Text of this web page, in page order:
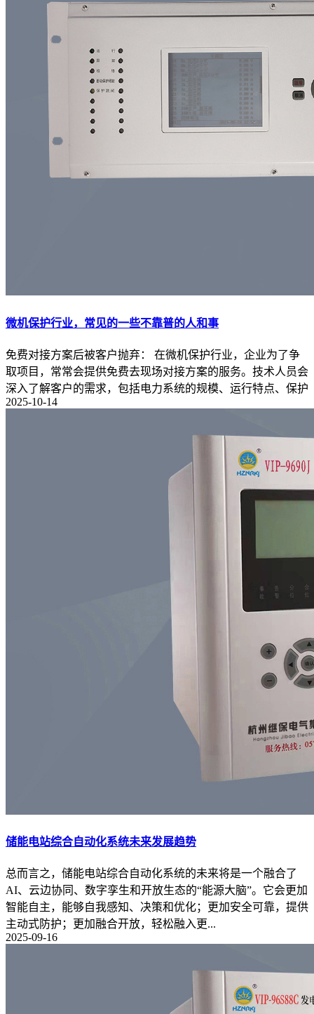
微机保护行业，常见的一些不靠普的人和事
免费对接方案后被客户抛弃： 在微机保护行业，企业为了争
取项目，常常会提供免费去现场对接方案的服务。技术人员会
深入了解客户的需求，包括电力系统的规模、运行特点、保护
2025-10-14
储能电站综合自动化系统未来发展趋势
总而言之，储能电站综合自动化系统的未来将是一个融合了
AI、云边协同、数字孪生和开放生态的“能源大脑”。它会更加
智能自主，能够自我感知、决策和优化；更加安全可靠，提供
主动式防护；更加融合开放，轻松融入更...
2025-09-16